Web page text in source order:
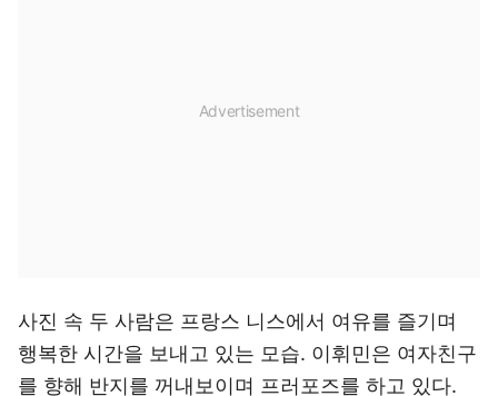
사진 속 두 사람은 프랑스 니스에서 여유를 즐기며
행복한 시간을 보내고 있는 모습. 이휘민은 여자친구
를 향해 반지를 꺼내보이며 프러포즈를 하고 있다.